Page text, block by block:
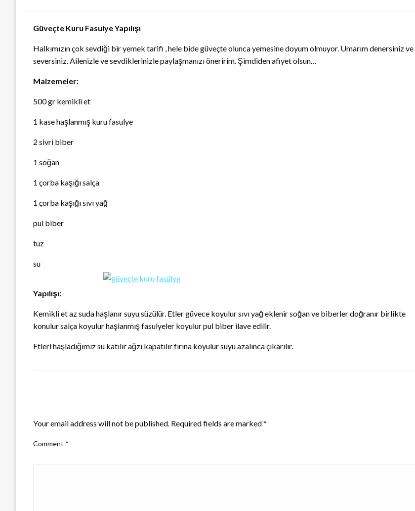
Güveçte Kuru Fasulye Yapılışı
Halkımızın çok sevdiği bir yemek tarifi , hele bide güveçte olunca yemesine doyum olmuyor. Umarım denersiniz ve
seversiniz. Ailenizle ve sevdiklerinizle paylaşmanızı öneririm. Şimdiden afiyet olsun…
Malzemeler:
500 gr kemikli et
1 kase haşlanmış kuru fasulye
2 sivri biber
1 soğan
1 çorba kaşığı salça
1 çorba kaşığı sıvı yağ
pul biber
tuz
su
Yapılışı:
Kemikli et az suda haşlanır suyu süzülür. Etler güvece koyulur sıvı yağ eklenir soğan ve biberler doğranır birlikte
konulur salça koyulur haşlanmış fasulyeler koyulur pul biber ilave edilir.
Etleri haşladığımız su katılır ağzı kapatılır fırına koyulur suyu azalınca çıkarılır.
Your email address will not be published. Required fields are marked*
Comment *